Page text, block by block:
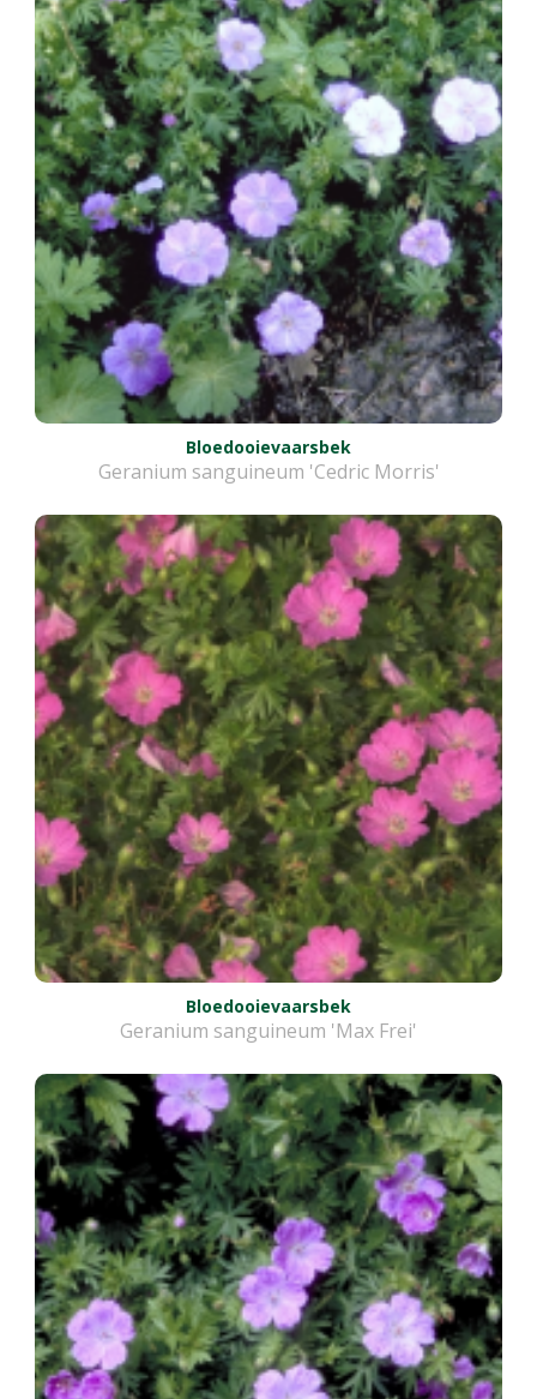
Bloedooievaarsbek
Geranium sanguineum 'Cedric Morris'
Bloedooievaarsbek
Geranium sanguineum 'Max Frei'